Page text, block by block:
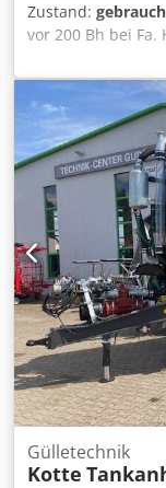
Zustand:
vor 200 Bh bei Fa.
PowerShift
Scheinwerfer
Dcsdpfxjr Ty Nwj
Gülletechnik
Kotte